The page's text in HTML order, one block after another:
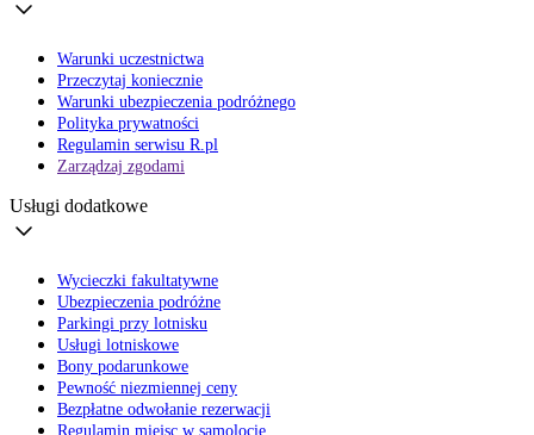
Warunki uczestnictwa
Przeczytaj koniecznie
Warunki ubezpieczenia podróżnego
Polityka prywatności
Regulamin serwisu R.pl
Zarządzaj zgodami
Usługi dodatkowe
Wycieczki fakultatywne
Ubezpieczenia podróżne
Parkingi przy lotnisku
Usługi lotniskowe
Bony podarunkowe
Pewność niezmiennej ceny
Bezpłatne odwołanie rezerwacji
Regulamin miejsc w samolocie